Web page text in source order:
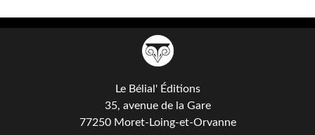
Le Bélial' sur Youtube
La Bibliothèque orbitale
Le Bélial' Éditions
35, avenue de la Gare
77250 Moret-Loing-et-Orvanne